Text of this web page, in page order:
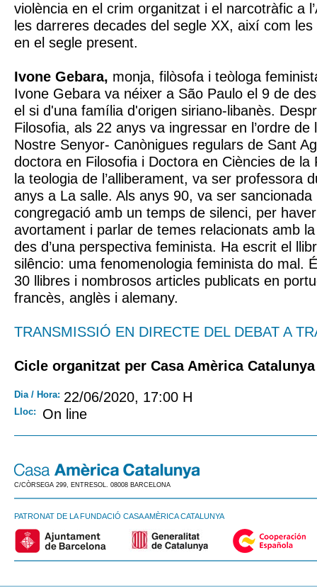
violència en el crim organitzat i el narcotràfic a
les darreres decades del segle XX, així com
en el segle present.
Ivone Gebara, monja, filòsofa i teòloga
Ivone Gebara va néixer a São Paulo el 9 de
el si d'una família d'origen siriano-libanès.
Filosofia, als 22 anys va ingressar en l’ordre de
Nostre Senyor- Canònigues regulars de Sant
doctora en Filosofia i Doctora en Ciències de la
la teologia de l’alliberament, va ser professora
anys a La salle. Als anys 90, va ser sancionada
congregació amb un temps de silenci, per
avortament i parlar de temes relacionats amb
des d’una perspectiva feminista. Ha escrit el
silêncio: uma fenomenologia feminista do mal.
30 llibres i nombrosos articles publicats en
francès, anglès i alemany.
TRANSMISSIÓ EN DIRECTE DEL DEBAT A
Cicle organitzat per Casa Amèrica Catalunya
Dia / Hora: 22/06/2020, 17:00 H
Lloc: On line
C/CÒRSEGA 299, ENTRESOL. 08008 BARCELONA
PATRONAT DE LA FUNDACIÓ CASA AMÈRICA CATALUNYA